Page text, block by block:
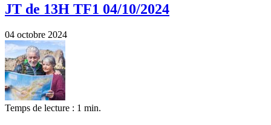
JT de 13H TF1 04/10/2024
04 octobre 2024
Temps de lecture : 1 min.